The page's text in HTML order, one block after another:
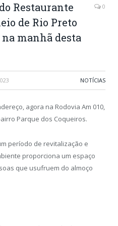
Restaurante
de Rio Preto
manhã desta
0
NOTÍCIAS
agora na Rodovia Am 010,
Parque dos Coqueiros.
período de revitalização e
proporciona um espaço
que usufruem do almoço